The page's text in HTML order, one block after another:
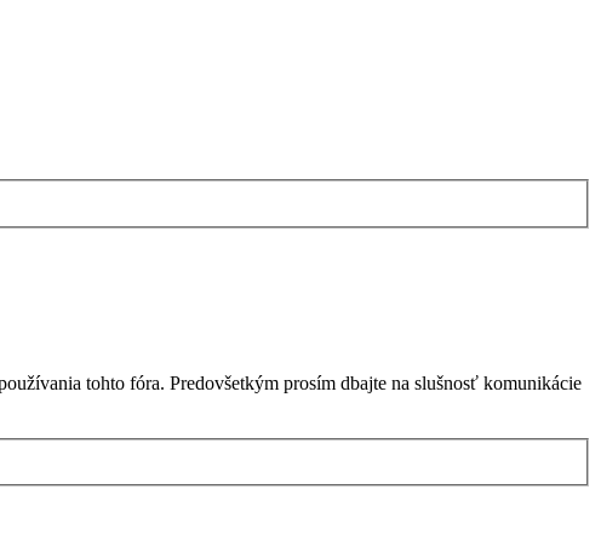
tohto fóra. Predovšetkým prosím dbajte na slušnosť komunikácie